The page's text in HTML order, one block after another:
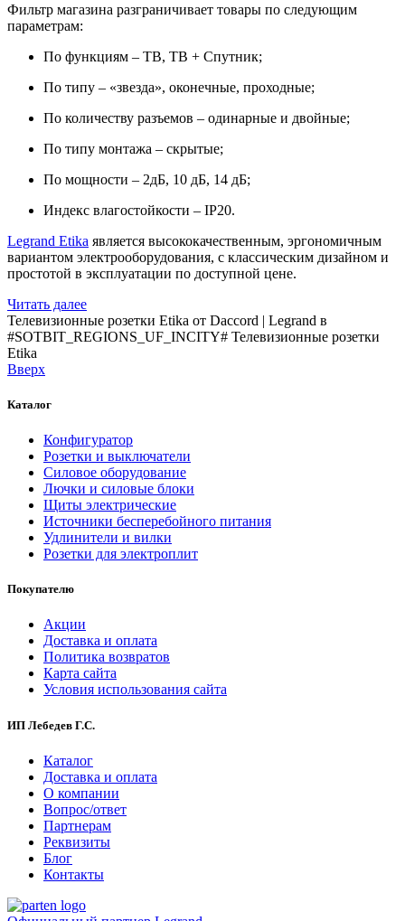
Фильтр магазина разграничивает товары по следующим
параметрам:
По функциям – ТВ, ТВ + Спутник;
По типу – «звезда», оконечные, проходные;
По количеству разъемов – одинарные и двойные;
По типу монтажа – скрытые;
По мощности – 2дБ, 10 дБ, 14 дБ;
Индекс влагостойкости – IP20.
Legrand Etika является высококачественным, эргономичным
вариантом электрооборудования, с классическим дизайном и
простотой в эксплуатации по доступной цене.
Читать далее
Телевизионные розетки Etika от Daccord | Legrand в
#SOTBIT_REGIONS_UF_INCITY# Телевизионные розетки
Etika
Вверх
Каталог
Конфигуратор
Розетки и выключатели
Силовое оборудование
Лючки и силовые блоки
Щиты электрические
Источники бесперебойного питания
Удлинители и вилки
Розетки для электроплит
Покупателю
Акции
Доставка и оплата
Политика возвратов
Карта сайта
Условия использования сайта
ИП Лебедев Г.С.
Каталог
Доставка и оплата
О компании
Вопрос/ответ
Партнерам
Реквизиты
Блог
Контакты